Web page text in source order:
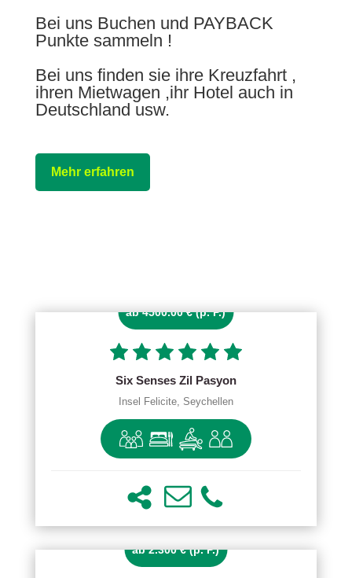
Bei uns Buchen und PAYBACK
Punkte sammeln !
Bei uns finden sie ihre Kreuzfahrt ,
ihren Mietwagen ,ihr Hotel auch in
Deutschland usw.
Mehr erfahren
ab 4500.00 € (p. P.)
Six Senses Zil Pasyon
Insel Felicite, Seychellen
ab 2.300 € (p. P.)